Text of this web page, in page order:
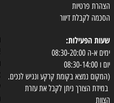
הצהרת פרטיות
הסכמה לקבלת דיוור
שעות הפעילות:
ימים א-ה 08:30-20:00
יום ו 08:30-14:00
(המקום נמצא בקומת קרקע ונגיש לנכים.
במידת הצורך ניתן לקבל את עזרת
הצוות